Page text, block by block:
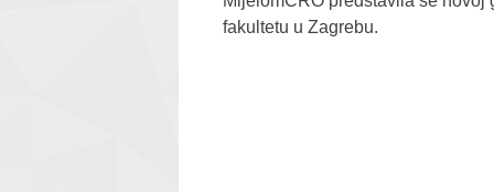
fakultetu u Zagrebu.